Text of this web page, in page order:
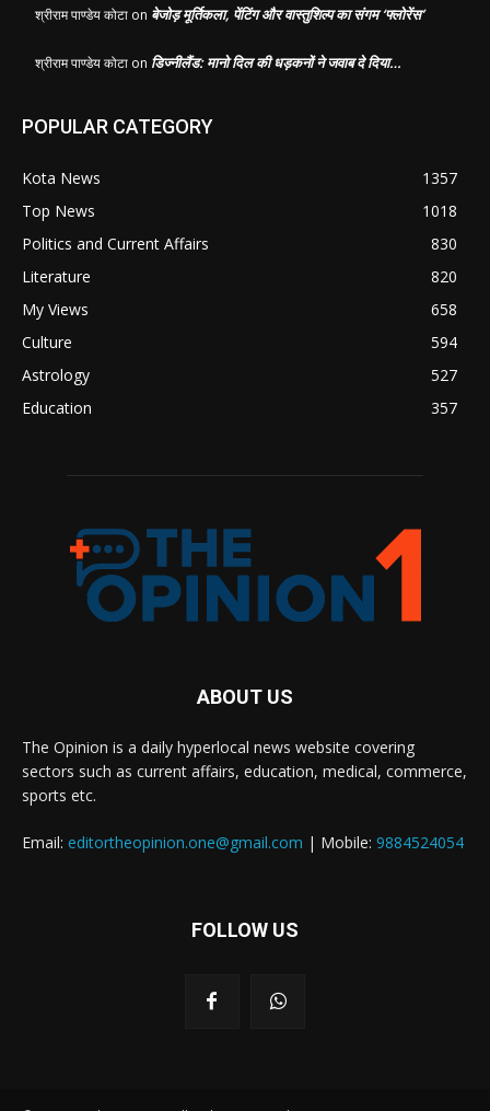
श्रीराम पाण्डेय कोटा on बेजोड़ मूर्तिकला, पेंटिंग और वास्तुशिल्प का संगम ‘फ्लोरेंस’
श्रीराम पाण्डेय कोटा on डिज्नीलैंड: मानो दिल की धड़कनों ने जवाब दे दिया…
POPULAR CATEGORY
Kota News
1357
Top News
1018
Politics and Current Affairs
830
Literature
820
My Views
658
Culture
594
Astrology
527
Education
357
ABOUT US
The Opinion is a daily hyperlocal news website covering
sectors such as current affairs, education, medical, commerce,
sports etc.
Email: editortheopinion.one@gmail.com | Mobile: 9884524054
FOLLOW US